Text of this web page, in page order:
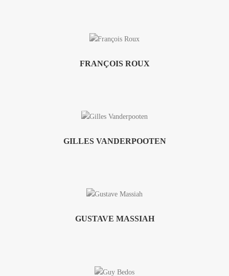
FRANÇOIS ROUX
GILLES VANDERPOOTEN
GUSTAVE MASSIAH